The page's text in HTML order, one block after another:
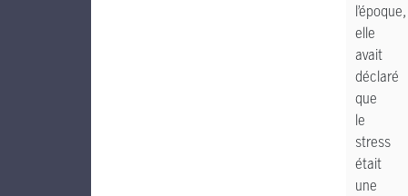
l’époque,
elle
avait
déclaré
que
le
stress
était
une